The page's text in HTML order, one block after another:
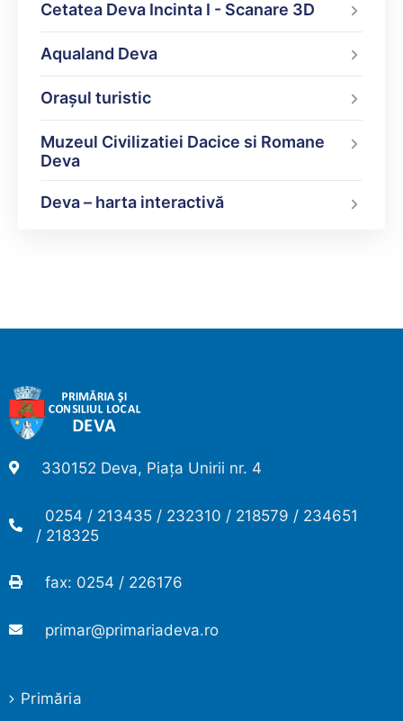
Cetatea Deva Incinta I - Scanare 3D
Aqualand Deva
Oraşul turistic
Muzeul Civilizatiei Dacice si Romane
Deva
Deva – harta interactivă
330152 Deva, Piața Unirii nr. 4
0254 / 213435 / 232310 / 218579 / 234651
/ 218325
fax: 0254 / 226176
primar@primariadeva.ro
Primăria